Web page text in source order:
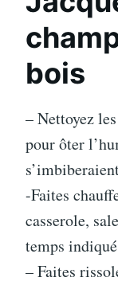
bois
– Nettoyez
pour ôter
-Faites
casserole,
temps
– Faites